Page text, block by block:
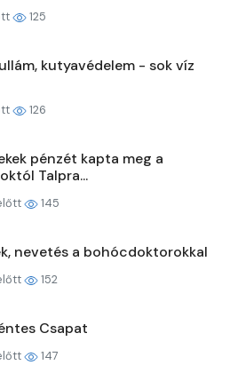
125
kutyavédelem - sok víz
126
pénzét kapta meg a
Talpra...
145
nevetés a bohócdoktorokkal
152
Csapat
147